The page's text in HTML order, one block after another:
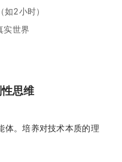
2小时）
实世界
思维
体。培养对技术本质的理